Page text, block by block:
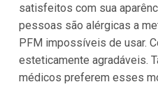
satisfeitos com sua
pessoas são alérgicas a
PFM impossíveis de usar.
esteticamente agradáveis.
médicos preferem esses